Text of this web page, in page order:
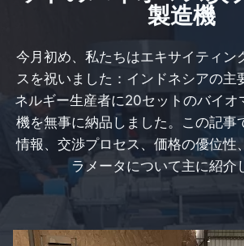
製造機
今月初め、私たちはエキサイティン
スを祝いました：インドネシアの主
ネルギー生産者に20セットのバイオ
機を無事に納品しました。この記事
情報、交渉プロセス、価格の優位性
ラメータについて主に紹介